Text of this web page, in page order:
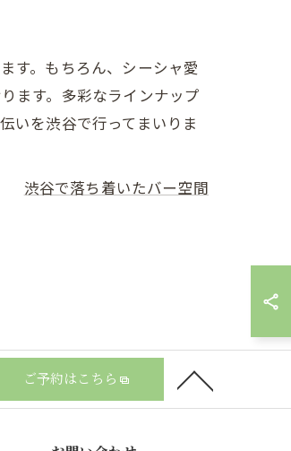
す。もちろん、シーシャ愛
ます。多彩なラインナップ
いを渋谷で行ってまいりま
渋谷で落ち着いたバー空間
ご予約はこちら